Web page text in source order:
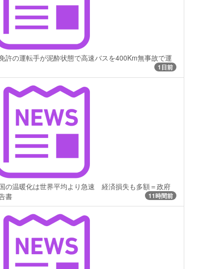
許の運転手が泥酔状態で高速バスを400Km無事故で運
1日前
の温暖化は世界平均より急速 経済損失も多額＝政府
書
11時間前